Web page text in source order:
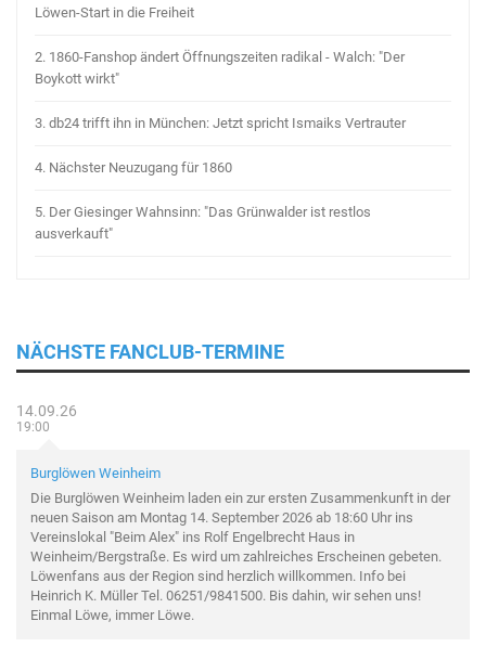
Löwen-Start in die Freiheit
2. 1860-Fanshop ändert Öffnungszeiten radikal - Walch: "Der
Boykott wirkt"
3. db24 trifft ihn in München: Jetzt spricht Ismaiks Vertrauter
4. Nächster Neuzugang für 1860
5. Der Giesinger Wahnsinn: "Das Grünwalder ist restlos
ausverkauft"
NÄCHSTE FANCLUB-TERMINE
14.09.26
19:00
Burglöwen Weinheim
Die Burglöwen Weinheim laden ein zur ersten Zusammenkunft in der
neuen Saison am Montag 14. September 2026 ab 18:60 Uhr ins
Vereinslokal "Beim Alex" ins Rolf Engelbrecht Haus in
Weinheim/Bergstraße. Es wird um zahlreiches Erscheinen gebeten.
Löwenfans aus der Region sind herzlich willkommen. Info bei
Heinrich K. Müller Tel. 06251/9841500. Bis dahin, wir sehen uns!
Einmal Löwe, immer Löwe.